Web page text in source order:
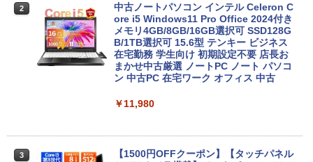
2
中古ノートパソコン インテル Celeron C
ore i5 Windows11 Pro Office 2024付き
メモリ4GB/8GB/16GB選択可 SSD128G
B/1TB選択可 15.6型 テンキー ビジネス
在宅勤務 学生向け 初期設定不要 店長お
まかせ中古厳選 ノートPC ノート パソコ
ン 中古PC 在宅ワーク オフィス 中古
￥11,980
3
【1500円OFFクーポン】【タッチパネル